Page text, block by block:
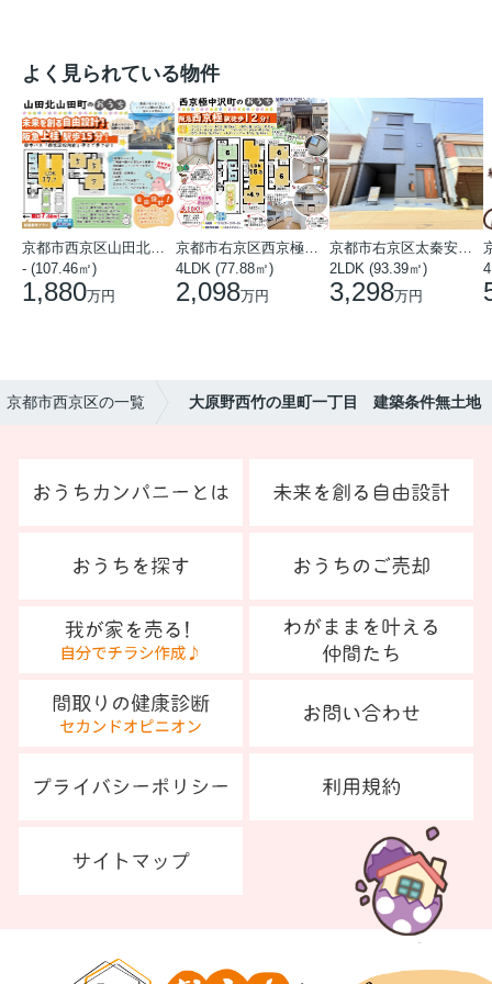
よく見られている物件
- (107.46㎡)
1,880万円
4LDK (77.88㎡)
2,098万円
2LDK (93.39㎡)
3,298万円
京都市西京区の一覧 大原野西竹の里町一丁目 建築条件無土地